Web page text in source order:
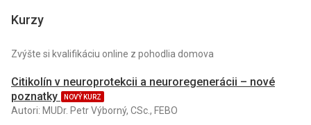
Kurzy
Zvýšte si kvalifikáciu online z pohodlia domova
Citikolín v neuroprotekcii a neuroregenerácii – nové
poznatky
NOVÝ KURZ
Autori: MUDr. Petr Výborný, CSc., FEBO